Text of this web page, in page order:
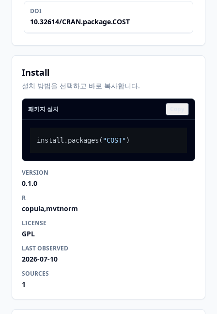
DOI
10.32614/CRAN.package.COST
Install
설치 방법을 선택하고 바로 복사합니다.
패키지 설치
install.packages ( "COST")
VERSION
0.1.0
R
copula,mvtnorm
LICENSE
GPL
LAST OBSERVED
2026-07-10
SOURCES
1